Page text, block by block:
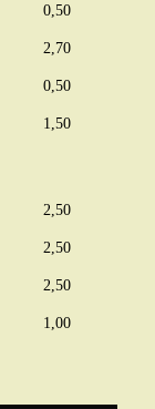
0,50
2,70
0,50
1,50
2,50
2,50
2,50
1,00